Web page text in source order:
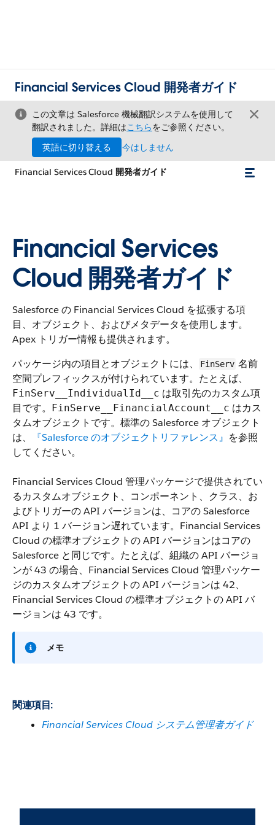
Financial Services Cloud 開発者ガイド
この文章は Salesforce 機械翻訳システムを使用して
翻訳されました。詳細はこちらをご参照ください。
英語に切り替える
今はしません
Financial Services Cloud 開発者ガイド
Financial Services
Cloud 開発者ガイド
Salesforce の Financial Services Cloud を拡張する項
目、オブジェクト、およびメタデータを使用します。
Apex トリガー情報も提供されます。
パッケージ内の項目とオブジェクトには、
FinServ 名前
空間プレフィックスが付けられています。たとえば、
FinServ__IndividualId__c は取引先のカスタム項
目です。
FinServe__FinancialAccount__c はカス
タムオブジェクトです。標準の Salesforce オブジェクト
は、
『Salesforce のオブジェクトリファレンス』 を参照
してください。
Financial Services Cloud 管理パッケージで提供されてい
るカスタムオブジェクト、コンポーネント、クラス、お
よびトリガーの API バージョンは、コアの Salesforce
API より 1 バージョン遅れています。Financial Services
Cloud の標準オブジェクトの API バージョンはコアの
Salesforce と同じです。たとえば、組織の API バージョ
ンが 43 の場合、Financial Services Cloud 管理パッケー
ジのカスタムオブジェクトの API バージョンは 42、
Financial Services Cloud の標準オブジェクトの API バ
ージョンは 43 です。
メモ
関連項目:
Financial Services Cloud システム管理者ガイド